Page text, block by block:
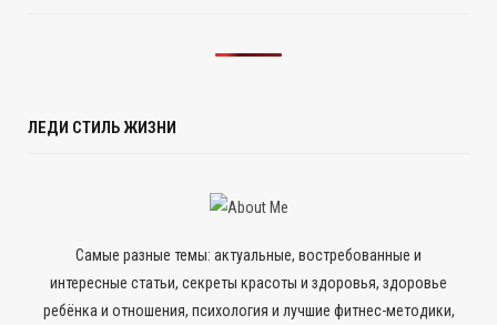
ЛЕДИ СТИЛЬ ЖИЗНИ
Самые разные темы: актуальные, востребованные и
интересные статьи, секреты красоты и здоровья, здоровье
ребёнка и отношения, психология и лучшие фитнес-методики,